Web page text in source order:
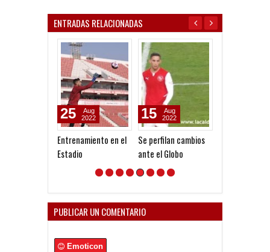
ENTRADAS RELACIONADAS
Entrenamiento en el
Estadio
25
Aug
2022
Se perfilan cambios
ante el Globo
15
Aug
2022
PUBLICAR UN COMENTARIO
Emoticon